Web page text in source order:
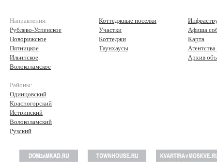
Направления:
Рублево-Успенское
Новорижское
Пятницкое
Ильинское
Волоколамское
Районы:
Одинцовский
Красногорский
Истринский
Волоколамский
Рузский
Коттеджные поселки
Участки
Коттеджи
Таунхаусы
Афиша
Карта
Архив